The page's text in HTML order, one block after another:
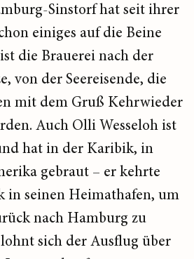
Sinstorf hat seit ihrer
einiges auf die Beine
die Brauerei nach der
von der Seereisende, die
mit dem Gruß Kehrwieder
Auch Olli Wesseloh ist
hat in der Karibik, in
gebraut – er kehrte
in seinen Heimathafen, um
nach Hamburg zu
sich der Ausflug über